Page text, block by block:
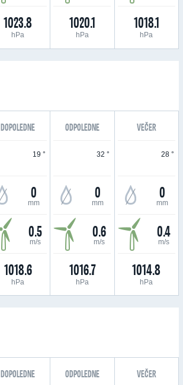
1023.8
hPa
1020.1
hPa
1018.1
hPa
DOPOLEDNE ODPOLEDNE VEČER
19 °
0
mm
0.5
m/s
1018.6
hPa
32 °
0
mm
0.6
m/s
1016.7
hPa
28 °
0
mm
0.4
m/s
1014.8
hPa
DOPOLEDNE ODPOLEDNE VEČER